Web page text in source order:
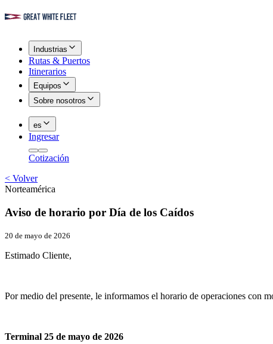
Industrias
Rutas & Puertos
Itinerarios
Equipos
Sobre nosotros
es
Ingresar
Cotización
< Volver
Norteamérica
Aviso de horario por Día de los Caídos
20 de mayo de 2026
Estimado Cliente,
Por medio del presente, le informamos el horario de operaciones con
Terminal 25 de mayo de 2026